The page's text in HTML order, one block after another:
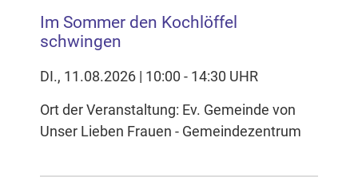
Im Sommer den Kochlöffel
schwingen
DI., 11.08.2026 | 10:00 - 14:30 UHR
Ort der Veranstaltung: Ev. Gemeinde von
Unser Lieben Frauen - Gemeindezentrum